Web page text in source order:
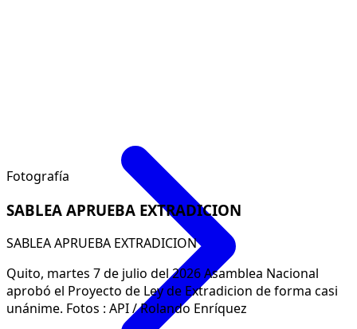
Fotografía
SABLEA APRUEBA EXTRADICION
SABLEA APRUEBA EXTRADICION
Quito, martes 7 de julio del 2026 Asamblea Nacional
aprobó el Proyecto de Ley de Extradicion de forma casi
unánime. Fotos : API / Rolando Enríquez